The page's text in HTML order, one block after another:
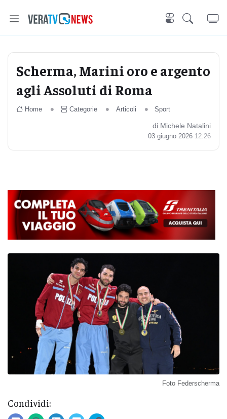
Scherma, Marini oro e argento
agli Assoluti di Roma
Home Categorie Articoli Sport
di Michele Natalini
03 giugno 2026 12:26
Foto Federscherma
Condividi: